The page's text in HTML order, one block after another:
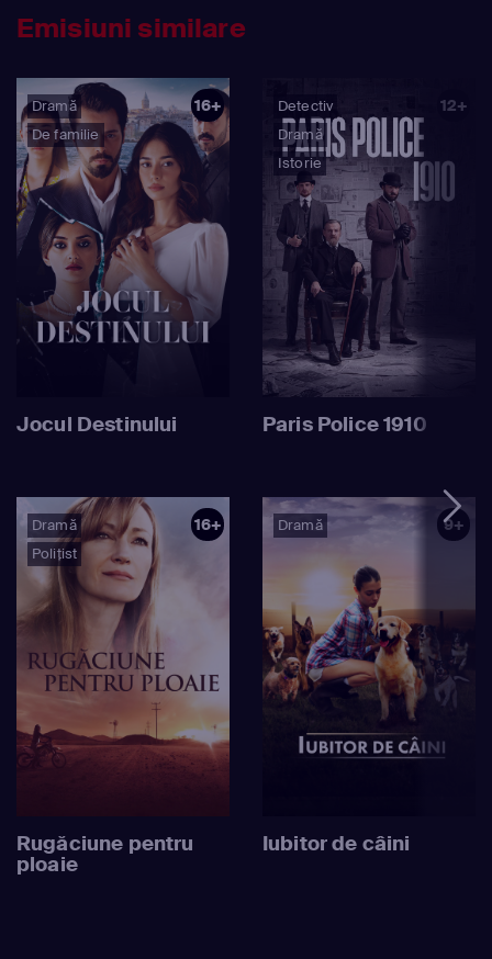
Emisiuni similare
Dramă
De familie
16+
Jocul Destinului
Detectiv
Dramă
Istorie
12+
Paris Police 1910
Dramă
Polițist
16+
Rugăciune pentru
ploaie
Dramă 9+
Iubitor de câini